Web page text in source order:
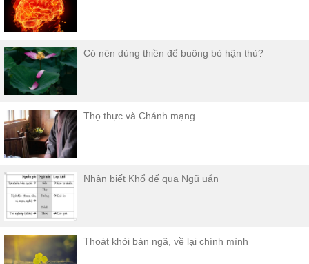
Có nên dùng thiền để buông bỏ hận thù?
Thọ thực và Chánh mạng
Nhận biết Khổ đế qua Ngũ uẩn
Thoát khỏi bản ngã, về lại chính mình